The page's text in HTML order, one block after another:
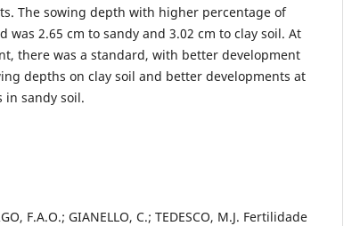
The sowing depth with higher percentage of
was 2.65 cm to sandy and 3.02 cm to clay soil. At
there was a standard, with better development
depths on clay soil and better developments at
in sandy soil.
F.A.O.; GIANELLO, C.; TEDESCO, M.J. Fertilidade